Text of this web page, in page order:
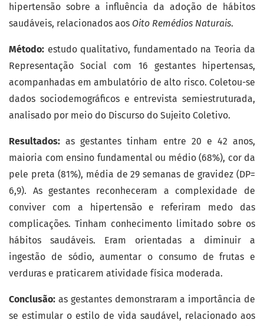
hipertensão sobre a influência da adoção de hábitos
saudáveis, relacionados aos Oito Remédios Naturais.
Método: estudo qualitativo, fundamentado na Teoria da
Representação Social com 16 gestantes hipertensas,
acompanhadas em ambulatório de alto risco. Coletou-se
dados sociodemográficos e entrevista semiestruturada,
analisado por meio do Discurso do Sujeito Coletivo.
Resultados: as gestantes tinham entre 20 e 42 anos,
maioria com ensino fundamental ou médio (68%), cor da
pele preta (81%), média de 29 semanas de gravidez (DP=
6,9). As gestantes reconheceram a complexidade de
conviver com a hipertensão e referiram medo das
complicações. Tinham conhecimento limitado sobre os
hábitos saudáveis. Eram orientadas a diminuir a
ingestão de sódio, aumentar o consumo de frutas e
verduras e praticarem atividade física moderada.
Conclusão: as gestantes demonstraram a importância de
se estimular o estilo de vida saudável, relacionado aos